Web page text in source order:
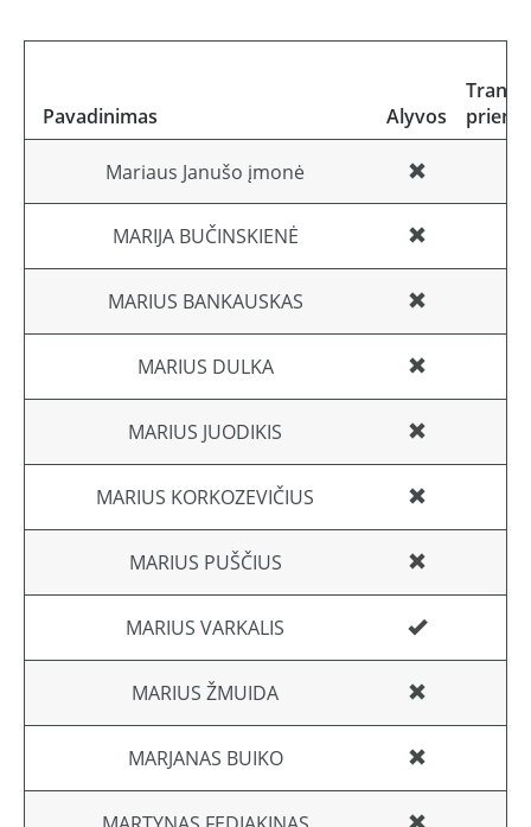
Pavadinimas Alyvos
Mariaus Janušo įmonė
MARIJA BUČINSKIENĖ
MARIUS BANKAUSKAS
MARIUS DULKA
MARIUS JUODIKIS
MARIUS KORKOZEVIČIUS
MARIUS PUŠČIUS
MARIUS VARKALIS
MARIUS ŽMUIDA
MARJANAS BUIKO